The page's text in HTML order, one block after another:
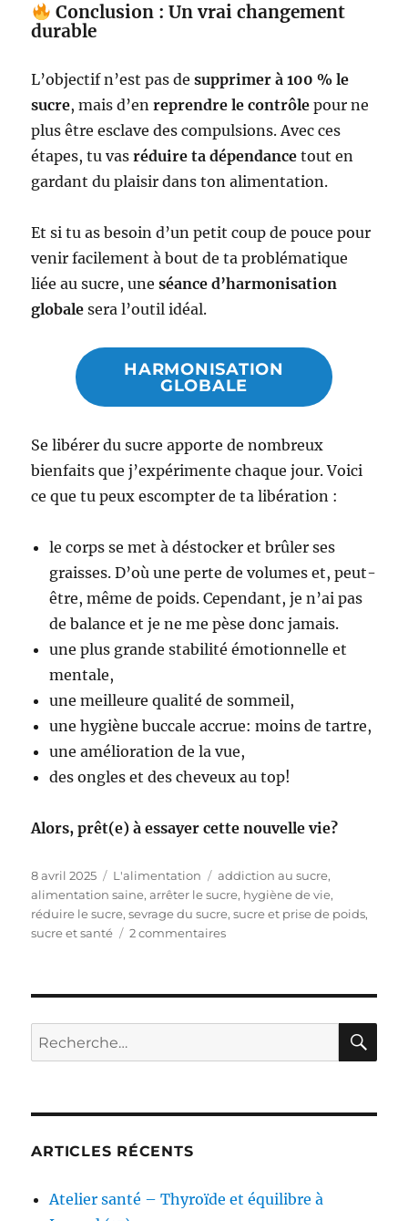
Conclusion : Un vrai changement
durable
L’objectif n’est pas desupprimer à 100 % le
sucre, mais d’enreprendre le contrôle pour ne
plus être esclave des compulsions. Avec ces
étapes, tu vasréduire ta dépendance tout en
gardant du plaisir dans ton alimentation.
Et si tu as besoin d’un petit coup de pouce pour
venir facilement à bout de ta problématique
liée au sucre, uneséance d’harmonisation
globale sera l’outil idéal.
HARMONISATION
GLOBALE
Se libérer du sucre apporte de nombreux
bienfaits que j’expérimente chaque jour. Voici
ce que tu peux escompter de ta libération :
le corps se met à déstocker et brûler ses
graisses. D’où une perte de volumes et, peut-
être, même de poids. Cependant, je n’ai pas
de balance et je ne me pèse donc jamais.
une plus grande stabilité émotionnelle et
mentale,
une meilleure qualité de sommeil,
une hygiène buccale accrue: moins de tartre,
une amélioration de la vue,
des ongles et des cheveux au top!
Alors, prêt(e) à essayer cette nouvelle vie?
Publié
le
8 avril 2025 Catégories
L'alimentation Étiquettes
addiction au sucre,
alimentation saine,arrêter le sucre, hygiène de vie,
réduire le sucre,sevrage du sucre,sucre et prise de poids,
sucre et santé
2 commentairessur
Recherche
pour :
ARTICLES RÉCENTS
Atelier santé – Thyroïde et équilibre à